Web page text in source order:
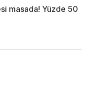
masada! Yüzde 50